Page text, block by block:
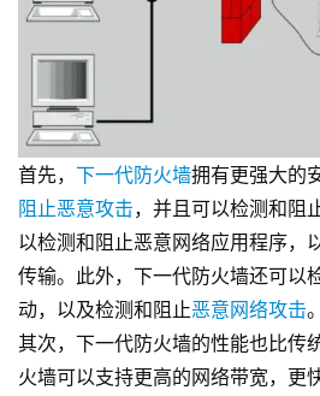
首先， 下一代防火墙拥有更强大的
阻止恶意攻击，并且可以检测和阻
以检测和阻止恶意网络应用程序，
传输。此外，下一代防火墙还可以
动，以及检测和阻止恶意网络攻击。
其次，下一代防火墙的性能也比传
火墙可以支持更高的网络带宽，更